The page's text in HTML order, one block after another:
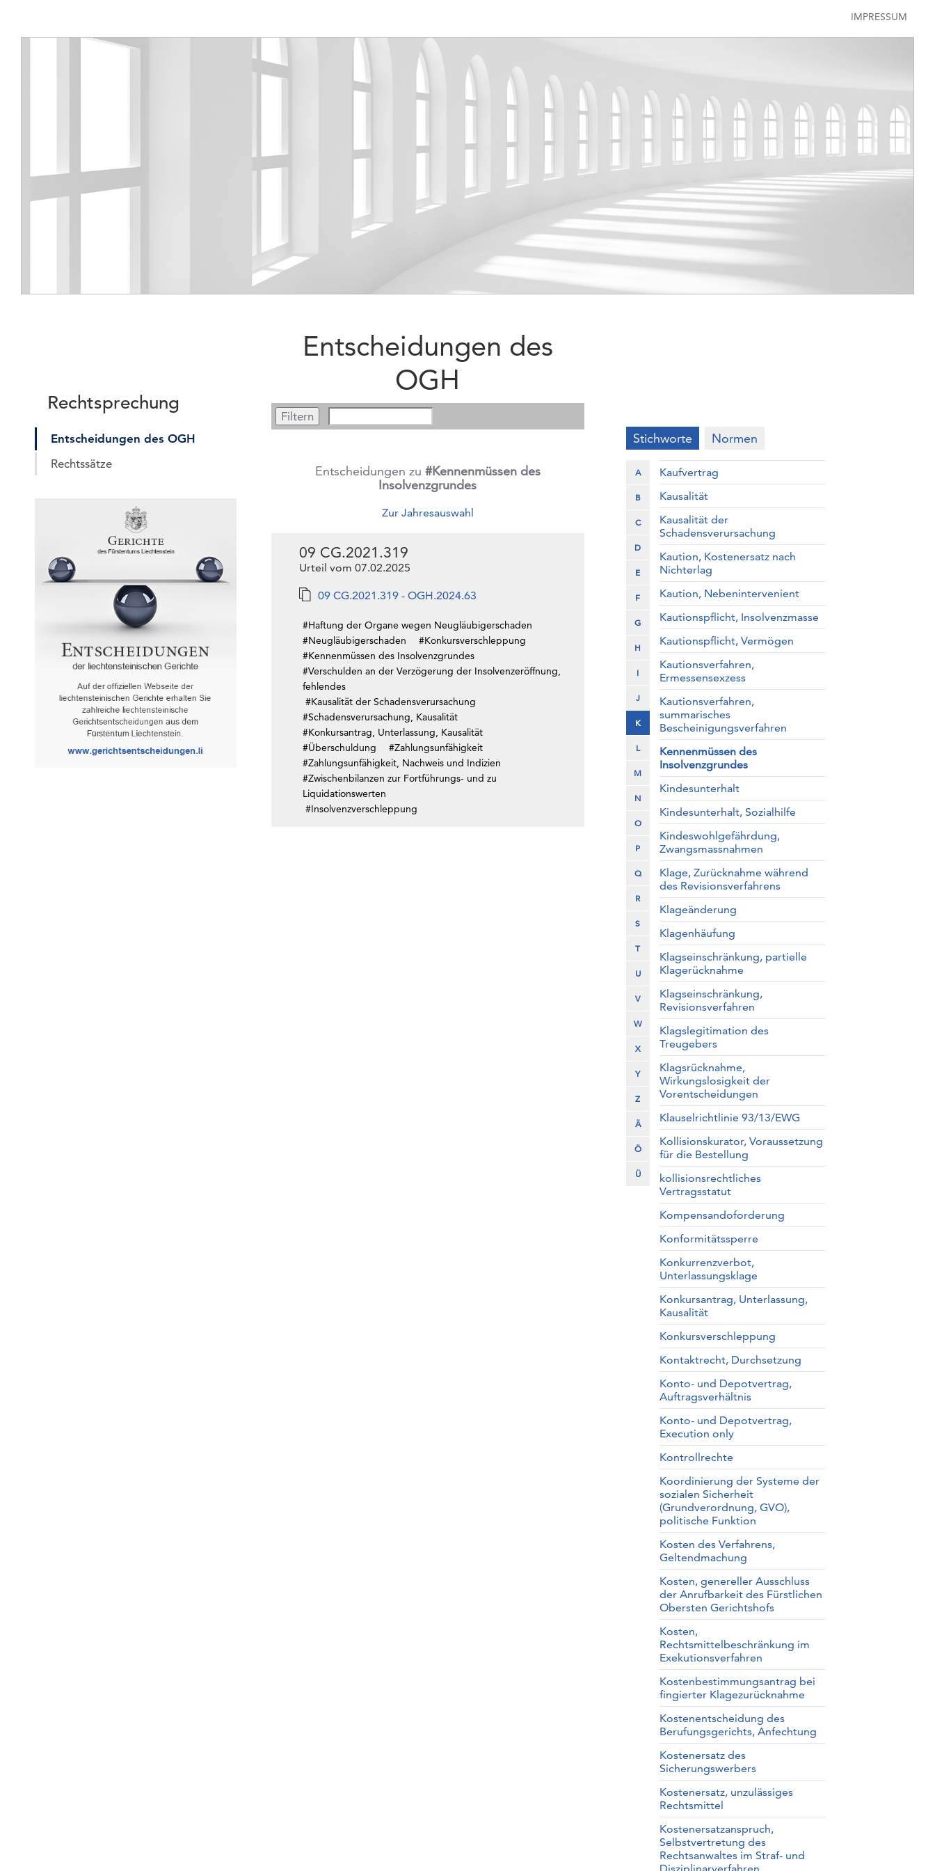
IMPRESSUM
Rechtsprechung
Entscheidungen des OGH
Rechtssätze
Entscheidungen des
OGH
Entscheidungen zu #Kennenmüssen des
Insolvenzgrundes
Zur Jahresauswahl
09 CG.2021.319
Urteil vom 07.02.2025
09 CG.2021.319 - OGH.2024.63
#Haftung der Organe wegen Neugläubigerschaden
#Neugläubigerschaden
#Konkursverschleppung
#Kennenmüssen des Insolvenzgrundes
#Verschulden an der Verzögerung der Insolvenzeröffnung,
fehlendes
#Kausalität der Schadensverursachung
#Schadensverursachung, Kausalität
#Konkursantrag, Unterlassung, Kausalität
#Überschuldung
#Zahlungsunfähigkeit
#Zahlungsunfähigkeit, Nachweis und Indizien
#Zwischenbilanzen zur Fortführungs- und zu
Liquidationswerten
#Insolvenzverschleppung
Stichworte Normen
A
B
C
D
E
F
G
H
I
J
K
L
M
N
O
P
Q
R
S
T
U
V
W
X
Y
Z
Ä
Ö
Ü
Kaufvertrag
Kausalität
Kausalität der
Schadensverursachung
Kaution, Kostenersatz nach
Nichterlag
Kaution, Nebenintervenient
Kautionspflicht, Insolvenzmasse
Kautionspflicht, Vermögen
Kautionsverfahren,
Ermessensexzess
Kautionsverfahren,
summarisches
Bescheinigungsverfahren
Kennenmüssen des
Insolvenzgrundes
Kindesunterhalt
Kindesunterhalt, Sozialhilfe
Kindeswohlgefährdung,
Zwangsmassnahmen
Klage, Zurücknahme während
des Revisionsverfahrens
Klageänderung
Klagenhäufung
Klagseinschränkung, partielle
Klagerücknahme
Klagseinschränkung,
Revisionsverfahren
Klagslegitimation des
Treugebers
Klagsrücknahme,
Wirkungslosigkeit der
Vorentscheidungen
Klauselrichtlinie 93/13/EWG
Kollisionskurator, Voraussetzung
für die Bestellung
kollisionsrechtliches
Vertragsstatut
Kompensandoforderung
Konformitätssperre
Konkurrenzverbot,
Unterlassungsklage
Konkursantrag, Unterlassung,
Kausalität
Konkursverschleppung
Kontaktrecht, Durchsetzung
Konto- und Depotvertrag,
Auftragsverhältnis
Konto- und Depotvertrag,
Execution only
Kontrollrechte
Koordinierung der Systeme der
sozialen Sicherheit
(Grundverordnung, GVO),
politische Funktion
Kosten des Verfahrens,
Geltendmachung
Kosten, genereller Ausschluss
der Anrufbarkeit des Fürstlichen
Obersten Gerichtshofs
Kosten,
Rechtsmittelbeschränkung im
Exekutionsverfahren
Kostenbestimmungsantrag bei
fingierter Klagezurücknahme
Kostenentscheidung des
Berufungsgerichts, Anfechtung
Kostenersatz des
Sicherungswerbers
Kostenersatz, unzulässiges
Rechtsmittel
Kostenersatzanspruch,
Selbstvertretung des
Rechtsanwaltes im Straf- und